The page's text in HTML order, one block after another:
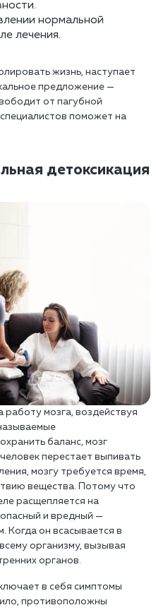
нормальной
лечения.
жизнь, наступает
предложение —
от пагубной
поможет на
детоксикация
работу мозга, воздействуя
баланс, мозг
перестает выпивать
мозгу требуется время,
вещества. Потому что
расщепляется на
и вредный —
Когда он всасывается в
организму, вызывая
органов.
в себя симптомы
противоположны